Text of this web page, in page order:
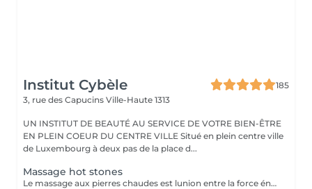
Institut Cybèle
185
3, rue des Capucins Ville-Haute 1313
UN INSTITUT DE BEAUTÉ AU SERVICE DE VOTRE BIEN-ÊTRE
EN PLEIN COEUR DU CENTRE VILLE Situé en plein centre ville
de Luxembourg à deux pas de la place d...
Massage hot stones
Le massage aux pierres chaudes est lunion entre la force énergétique des pierres, leurs chaleurs, leurs douceurs et la masseuse. Ce sont des pierres de basalte volcanique chauffées à une température entre 50 et 60 degrés. Ce massage permet de lâcher prise, soulage les douleurs et relâche les nuds musculaires.